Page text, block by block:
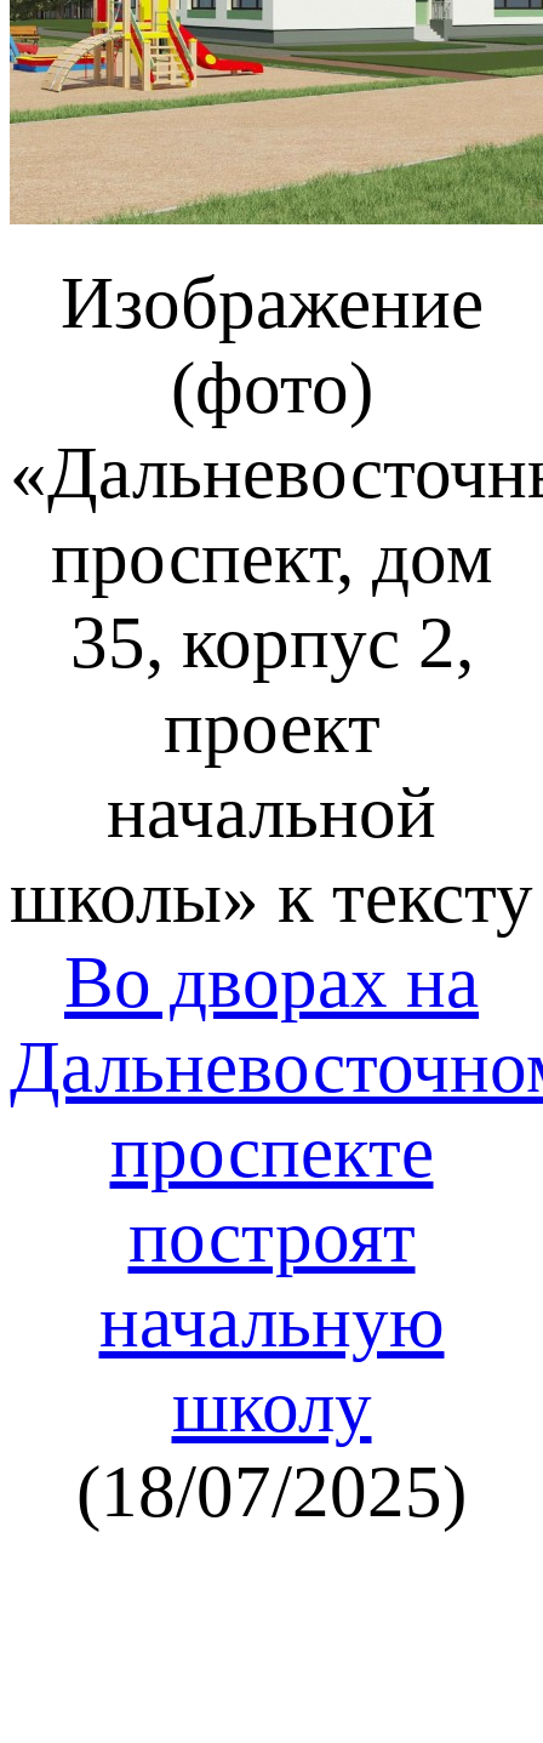
Изображение
(фото)
проспект, дом
35, корпус 2,
проект
начальной
школы» к тексту
Во дворах на
проспекте
построят
начальную
школу
(18/07/2025)